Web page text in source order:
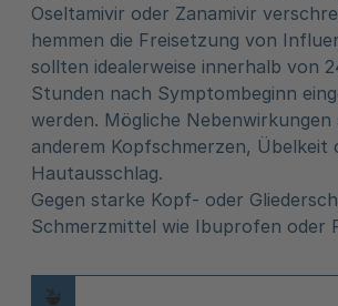
Oseltamivir oder Zanamivir
hemmen die Freisetzung von
sollten idealerweise innerhalb von
Stunden nach Symptombeginn
werden. Mögliche Nebenwirkungen
anderem Kopfschmerzen, Übelkeit
Hautausschlag.
Gegen starke Kopf- oder
Schmerzmittel wie Ibuprofen oder